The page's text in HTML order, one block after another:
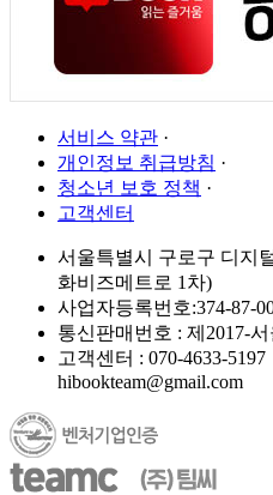
서비스 약관 ·
개인정보 취급방침 ·
청소년 보호 정책 ·
고객센터
서울특별시 구로구 디지
화비즈메트로 1차)
사업자등록번호:374-87-
통신판매번호 : 제2017-
고객센터 : 070-4633-
hibookteam@gmail.com